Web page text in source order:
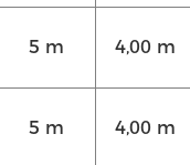
5 m 4,00 m
5 m 4,00 m